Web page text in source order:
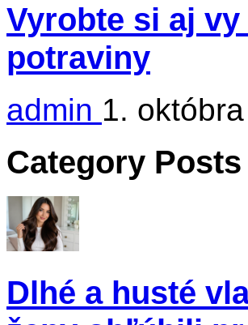
Vyrobte si aj
potraviny
admin 1.
Category Posts
Dlhé a husté